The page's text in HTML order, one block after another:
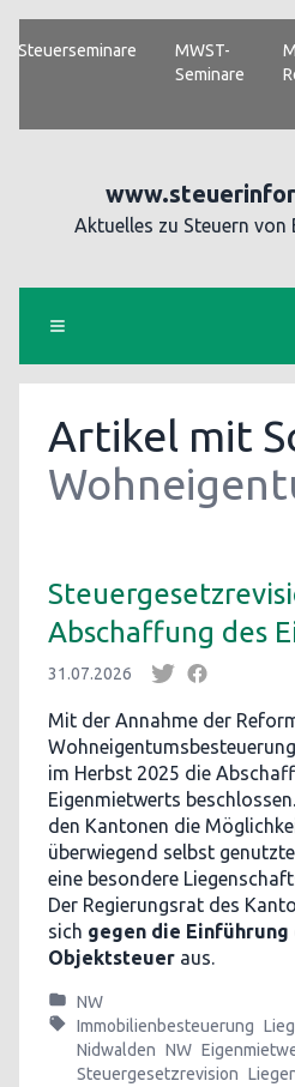
Steuerseminare
MWST-
Seminare
Aktuelles zu Steuern von
Artikel mit
Abschaffung des
31.07.2026
Mit der Annahme der
im Herbst 2025 die
Eigenmietwerts
den Kantonen die
überwiegend selbst
eine besondere
Der Regierungsrat des
sich gegen die
Objektsteuer aus.
NW
Immobilienbesteuerung
Nidwalden NW
Steuergesetzrevision